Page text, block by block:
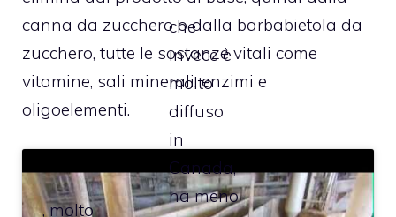
canna da zucchero o dalla barbabietola da
zucchero, tutte le sostanze vitali come
vitamine, sali minerali, enzimi e
oligoelementi.
, molto
che
invece è
molto
diffuso
in
Canada,
ha meno